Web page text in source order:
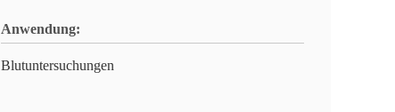
Anwendung:
Blutuntersuchungen